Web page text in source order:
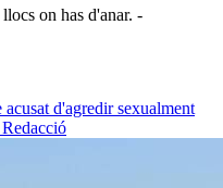
on has d'anar. -
acusat d'agredir sexualment
Redacció